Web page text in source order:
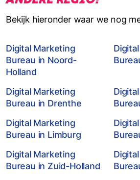
Bekijk hieronder waar we nog
Digital Marketing
Bureau in Noord-
Holland
Digital Marketing
Bureau in Drenthe
Digital Marketing
Bureau in Limburg
Digital Marketing
Bureau in Zuid-Holland